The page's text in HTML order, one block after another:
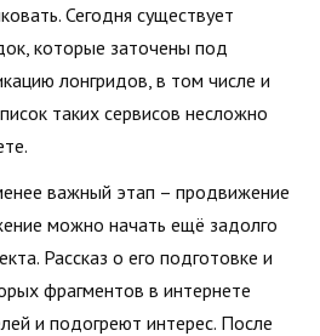
Сегодня существует
которые заточены под
лонгридов, в том числе и
таких сервисов несложно
важный этап – продвижение
можно начать ещё задолго
Рассказ о его подготовке и
фрагментов в интернете
и подогреют интерес. После